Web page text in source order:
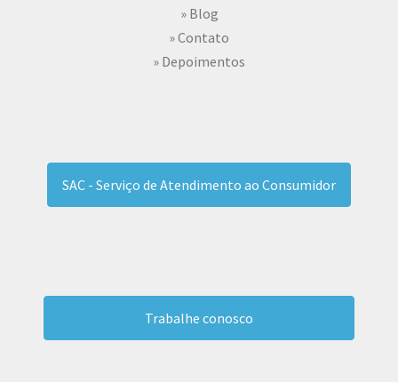
» Blog
» Contato
» Depoimentos
SAC - Serviço de Atendimento ao Consumidor
Trabalhe conosco